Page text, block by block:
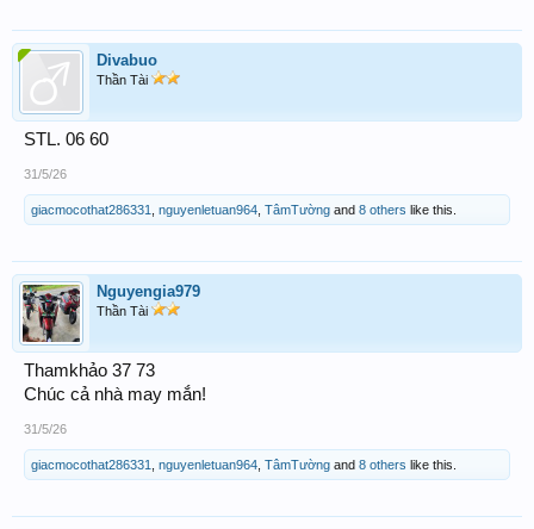
Divabuo
Thần Tài
STL. 06 60
31/5/26
giacmocothat286331 nguyenletuan964 TâmTường and 8 others like this.
Nguyengia979
Thần Tài
Thamkhảo 37 73
Chúc cả nhà may mắn!
31/5/26
giacmocothat286331 nguyenletuan964 TâmTường and 8 others like this.